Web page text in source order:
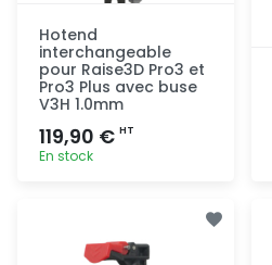
Hotend
interchangeable
pour Raise3D Pro3 et
Pro3 Plus avec buse
V3H 1.0mm
119,90 € HT
En stock